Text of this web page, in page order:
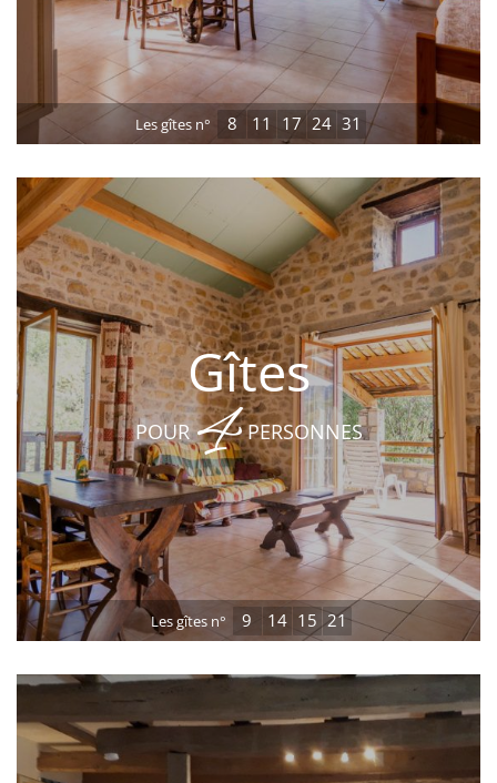
Les gîtes n° 8 11 17 24 31
Gîtes
POUR4 PERSONNES
Les gîtes n° 9 14 15 21